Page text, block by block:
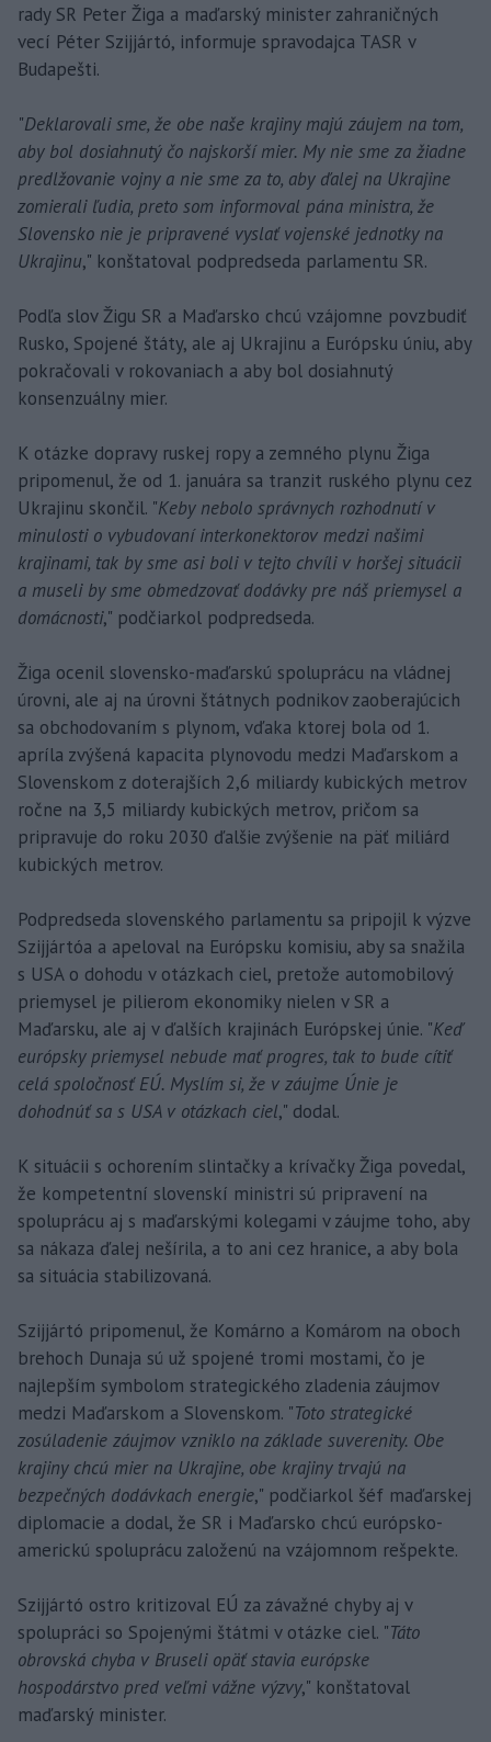
rady SR Peter Žiga a maďarský minister zahraničných
vecí Péter Szijjártó, informuje spravodajca TASR v
Budapešti.
"Deklarovali sme, že obe naše krajiny majú záujem na tom,
aby bol dosiahnutý čo najskorší mier. My nie sme za žiadne
predlžovanie vojny a nie sme za to, aby ďalej na Ukrajine
zomierali ľudia, preto som informoval pána ministra, že
Slovensko nie je pripravené vyslať vojenské jednotky na
Ukrajinu," konštatoval podpredseda parlamentu SR.
Podľa slov Žigu SR a Maďarsko chcú vzájomne povzbudiť
Rusko, Spojené štáty, ale aj Ukrajinu a Európsku úniu, aby
pokračovali v rokovaniach a aby bol dosiahnutý
konsenzuálny mier.
K otázke dopravy ruskej ropy a zemného plynu Žiga
pripomenul, že od 1. januára sa tranzit ruského plynu cez
Ukrajinu skončil. "Keby nebolo správnych rozhodnutí v
minulosti o vybudovaní interkonektorov medzi našimi
krajinami, tak by sme asi boli v tejto chvíli v horšej situácii
a museli by sme obmedzovať dodávky pre náš priemysel a
domácnosti," podčiarkol podpredseda.
Žiga ocenil slovensko-maďarskú spoluprácu na vládnej
úrovni, ale aj na úrovni štátnych podnikov zaoberajúcich
sa obchodovaním s plynom, vďaka ktorej bola od 1.
apríla zvýšená kapacita plynovodu medzi Maďarskom a
Slovenskom z doterajších 2,6 miliardy kubických metrov
ročne na 3,5 miliardy kubických metrov, pričom sa
pripravuje do roku 2030 ďalšie zvýšenie na päť miliárd
kubických metrov.
Podpredseda slovenského parlamentu sa pripojil k výzve
Szijjártóa a apeloval na Európsku komisiu, aby sa snažila
s USA o dohodu v otázkach ciel, pretože automobilový
priemysel je pilierom ekonomiky nielen v SR a
Maďarsku, ale aj v ďalších krajinách Európskej únie. "Keď
európsky priemysel nebude mať progres, tak to bude cítiť
celá spoločnosť EÚ. Myslím si, že v záujme Únie je
dohodnúť sa s USA v otázkach ciel," dodal.
K situácii s ochorením slintačky a krívačky Žiga povedal,
že kompetentní slovenskí ministri sú pripravení na
spoluprácu aj s maďarskými kolegami v záujme toho, aby
sa nákaza ďalej nešírila, a to ani cez hranice, a aby bola
sa situácia stabilizovaná.
Szijjártó pripomenul, že Komárno a Komárom na oboch
brehoch Dunaja sú už spojené tromi mostami, čo je
najlepším symbolom strategického zladenia záujmov
medzi Maďarskom a Slovenskom. "Toto strategické
zosúladenie záujmov vzniklo na základe suverenity. Obe
krajiny chcú mier na Ukrajine, obe krajiny trvajú na
bezpečných dodávkach energie," podčiarkol šéf maďarskej
diplomacie a dodal, že SR i Maďarsko chcú európsko-
americkú spoluprácu založenú na vzájomnom rešpekte.
Szijjártó ostro kritizoval EÚ za závažné chyby aj v
spolupráci so Spojenými štátmi v otázke ciel. "Táto
obrovská chyba v Bruseli opäť stavia európske
hospodárstvo pred veľmi vážne výzvy," konštatoval
maďarský minister.